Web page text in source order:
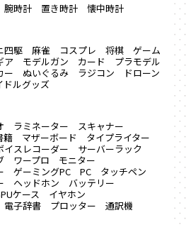
腕時計 置き時計 懐中時計
四駆 麻雀 コスプレ 将棋
ゲーム
ア モデルガン カード
プラモデル
ー ぬいぐるみ ラジコン
ドローン
ドルグッズ
ラミネーター
スキャナー
籍 マザーボード
タイプライター
イスレコーダー
サーバーラック
ワープロ
モニター
ゲーミングPC PC
タッチペン
ヘッドホン
バッテリー
ケース
イヤホン
電子辞書 プロッター
通訳機